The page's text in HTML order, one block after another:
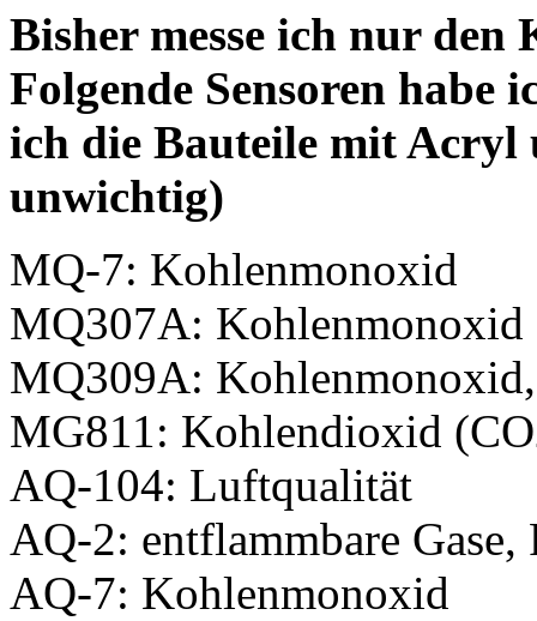
Bisher messe ich nur
Folgende Sensoren habe
ich die Bauteile mit Acryl
unwichtig)
MQ-7: Kohlenmonoxid
MQ307A: Kohlenmonoxid
MQ309A: Kohlenmonoxid,
MG811: Kohlendioxid
AQ-104: Luftqualität
AQ-2: entflammbare Gase,
AQ-7: Kohlenmonoxid